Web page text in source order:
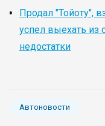
Продал "Тойоту",
успел выехать из
недостатки
Автоновости